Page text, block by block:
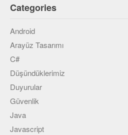
Categories
Android
Arayüz Tasarımı
C#
Düşündüklerimiz
Duyurular
Güvenlik
Java
Javascript